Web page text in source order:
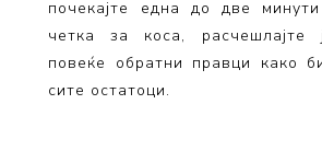
почекајте една до две минути
четка за коса, расчешлајте
повеќе обратни правци како
сите остатоци.